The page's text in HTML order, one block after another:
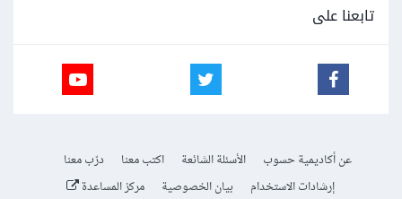
تابعنا على
عن أكاديمية حسوب الأسئلة الشائعة اكتب معنا
درّب معنا
إرشادات الاستخدام
بيان الخصوصية مركز المساعدة